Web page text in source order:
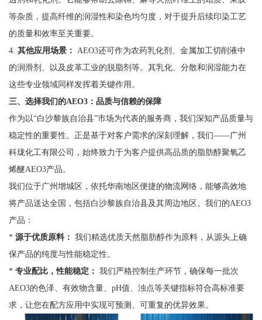
等杂质，提高纤维的润湿性和染色均匀度，对于提升后续印染工艺
的质量和效率至关重要。
4. 其他应用场景：
AEO3还可作为农药乳化剂、金属加工切削液中
的润滑剂、以及皮革工业的脱脂剂等。其乳化、分散和润湿能力在
这些专业领域同样发挥着关键作用。
三、选择我们的AEO3：品质与信赖的保障
作为以“白沙黎族自治县”市场为代表的服务商，我们深知产品质量与
稳定性的重要性。正是基于对客户需求的深刻理解，我们——广州
科珑化工有限公司，始终致力于为客户提供高品质的脂肪醇聚氧乙
烯醚AEO3产品。
我们位于广州增城区，依托华南地区便捷的物流网络，能够高效地
将产品送达全国，包括白沙黎族自治县及其周边地区。我们的AEO3
产品：
* 源于优质原料： 我们精选优质天然脂肪醇作为原料，从源头上确
保产品的纯度与性能稳定性。
* 专业配比，性能稳定： 我们严格控制生产环节，确保每一批次
AEO3的色泽、有效物含量、pH值、浊点等关键指标符合高标准要
求，让您在配方应用中实现可预测、可重复的优异效果。